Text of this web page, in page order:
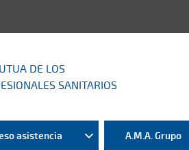
DE LOS
SANITARIOS
asistencia A.M.A. Grupo